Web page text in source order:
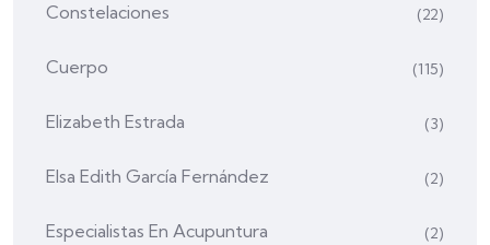
Constelaciones (22)
Cuerpo (115)
Elizabeth Estrada (3)
Elsa Edith García Fernández (2)
Especialistas En Acupuntura (2)